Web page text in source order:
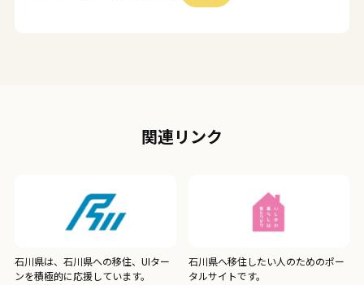
関連リンク
石川県は、石川県への移住、UIター
ンを積極的に応援しています。
石川県へ移住したい人のためのポー
タルサイトです。